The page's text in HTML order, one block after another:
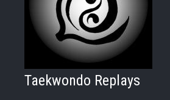
Taekwondo Replays